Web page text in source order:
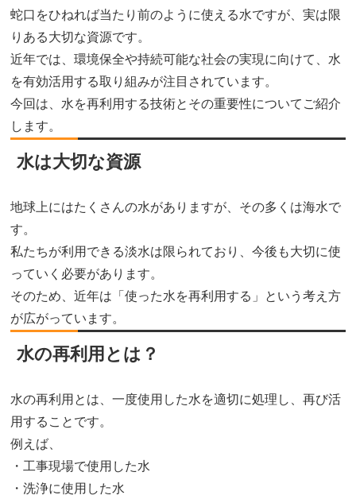
蛇口をひねれば当たり前のように使える水ですが、実は限
りある大切な資源です。
近年では、環境保全や持続可能な社会の実現に向けて、水
を有効活用する取り組みが注目されています。
今回は、水を再利用する技術とその重要性についてご紹介
します。
水は大切な資源
地球上にはたくさんの水がありますが、その多くは海水で
す。
私たちが利用できる淡水は限られており、今後も大切に使
っていく必要があります。
そのため、近年は「使った水を再利用する」という考え方
が広がっています。
水の再利用とは？
水の再利用とは、一度使用した水を適切に処理し、再び活
用することです。
例えば、
・工事現場で使用した水
・洗浄に使用した水